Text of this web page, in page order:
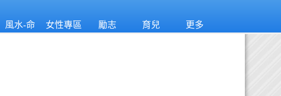
風水-命
女性專區 勵志 育兒 更多